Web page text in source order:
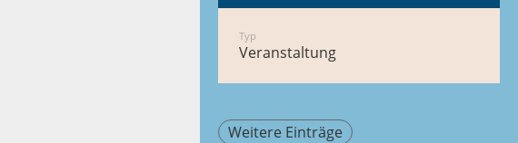
Typ
Veranstaltung
Weitere Einträge